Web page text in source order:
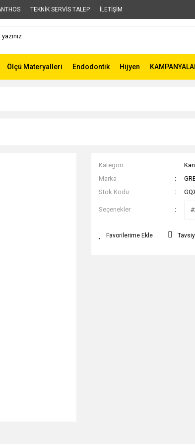
TEKNİK SERVİS TALEP İLETİŞİM
Ölçü Materyalleri Endodontik Hijyen
Kategori
Marka
Stok Kodu
Seçenekler